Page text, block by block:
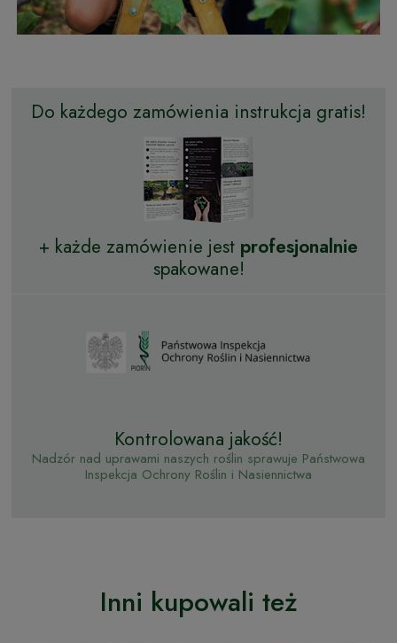
Do każdego zamówienia instrukcja gratis!
+ każde zamówienie jest profesjonalnie
spakowane!
Kontrolowana jakość!
Nadzór nad uprawami naszych roślin sprawuje Państwowa
Inspekcja Ochrony Roślin i Nasiennictwa
Inni kupowali też